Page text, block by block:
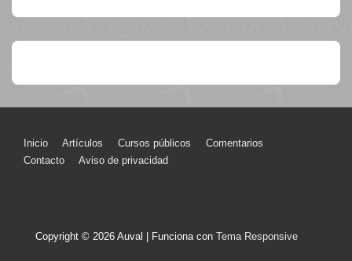
Menú
página
Inicio Artículos Cursos públicos
Comentarios
Contacto
Aviso de privacidad
Copyright © 2026 Auval | Funciona con Tema Responsive